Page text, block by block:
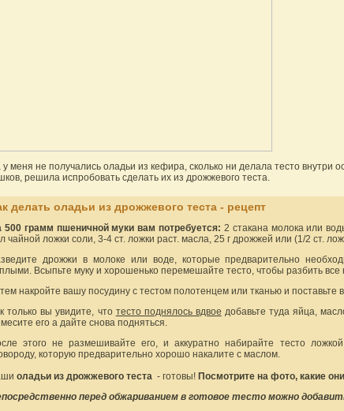
у меня не получались оладьи из кефира, сколько ни делала тесто внутри
решила испробовать сделать их из дрожжевого теста.
делать оладьи из дрожжевого теста - рецепт
500 грамм пшеничной муки вам потребуется: 2 стакана молока или
чайной ложки соли, 3-4 ст. ложки раст. масла, 25 г дрожжей или (1/2 ст.
дрожжи в молоке или воде, которые предварительно
Всыпьте муку и хорошенько перемешайте тесто, чтобы разбить все
накройте вашу посудину с тестом полотенцем или тканью и поставьте
только вы увидите, что тесто поднялось вдвое добавьте туда яйца,
его а дайте снова подняться.
этого не размешивайте его, и аккуратно набирайте тесто
которую предварительно хорошо накалите с маслом.
оладьи из дрожжевого теста - готовы! Посмотрите на фото, какие
перед обжариванием в готовое тесто можно